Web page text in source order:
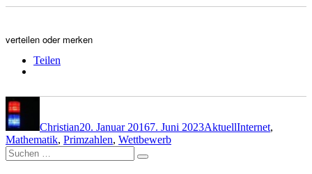
verteilen oder merken
Teilen
Christian20. Januar 20167. Juni 2023AktuellInternet,
Mathematik, Primzahlen, Wettbewerb
Suchen
nach:
Suchen